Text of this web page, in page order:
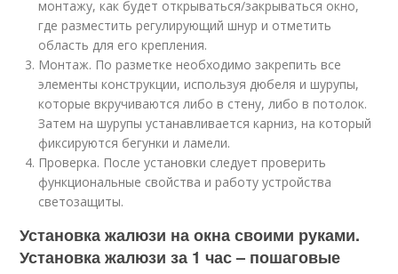
монтажу, как будет открываться/закрываться окно,
где разместить регулирующий шнур и отметить
область для его крепления.
Монтаж. По разметке необходимо закрепить все
элементы конструкции, используя дюбеля и шурупы,
которые вкручиваются либо в стену, либо в потолок.
Затем на шурупы устанавливается карниз, на который
фиксируются бегунки и ламели.
Проверка. После установки следует проверить
функциональные свойства и работу устройства
светозащиты.
Установка жалюзи на окна своими руками.
Установка жалюзи за 1 час – пошаговые